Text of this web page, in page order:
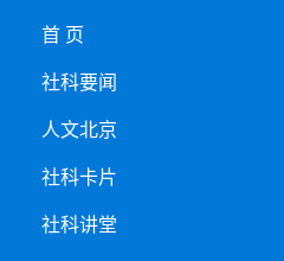
首 页
社科要闻
人文北京
社科卡片
社科讲堂